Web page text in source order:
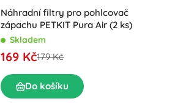
Náhradní filtry pro pohlcovač
zápachu PETKIT Pura Air (2 ks)
Skladem
169 Kč179 Kč
Do košíku